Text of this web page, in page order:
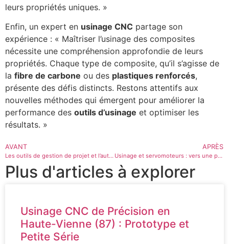
leurs propriétés uniques. »
Enfin, un expert en usinage CNC partage son
expérience : « Maîtriser l’usinage des composites
nécessite une compréhension approfondie de leurs
propriétés. Chaque type de composite, qu’il s’agisse de
la fibre de carbone ou des plastiques renforcés,
présente des défis distincts. Restons attentifs aux
nouvelles méthodes qui émergent pour améliorer la
performance des outils d’usinage et optimiser les
résultats. »
AVANT
Les outils de gestion de projet et l’automatisation administrative
APRÈS
Usinage et servomoteurs : vers une précision accrue
Plus d'articles à explorer
Usinage CNC de Précision en
Haute-Vienne (87) : Prototype et
Petite Série